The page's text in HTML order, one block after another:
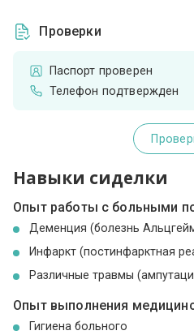
Проверки
Паспорт проверен
Телефон подтвержден
Навыки сиделки
Опыт работы с больными
Деменция (болезнь
Инфаркт (постинфарктная
Различные травмы
Опыт выполнения
Гигиена больного